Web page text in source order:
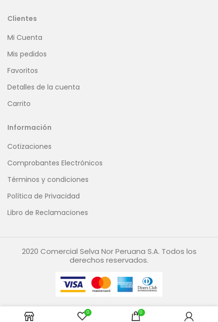
Clientes
Mi Cuenta
Mis pedidos
Favoritos
Detalles de la cuenta
Carrito
Información
Cotizaciones
Comprobantes Electrónicos
Términos y condiciones
Política de Privacidad
Libro de Reclamaciones
2020 Comercial Selva Nor Peruana S.A. Todos los
derechos reservados.
0 0